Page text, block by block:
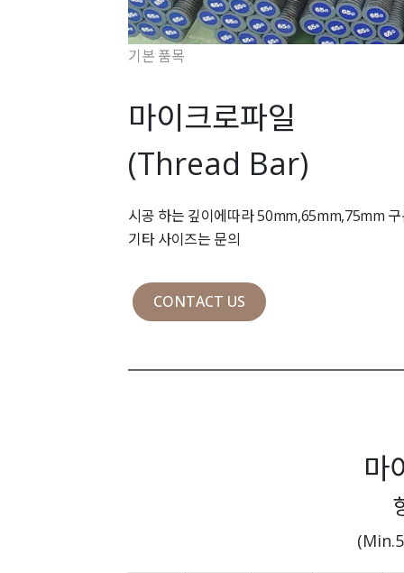
기본 품목
마이크로파일
(Thread Bar)
시공 하는 깊이에따라 50mm,65mm,75mm
기타 사이즈는 문의
CONTACT US
마